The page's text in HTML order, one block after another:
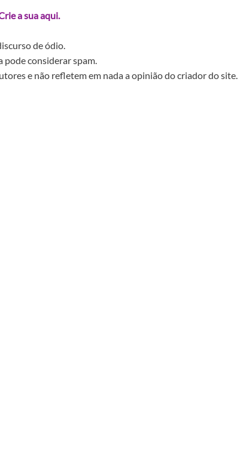
a sua aqui.
de ódio.
pode considerar spam.
e não refletem em nada a opinião do criador do site.